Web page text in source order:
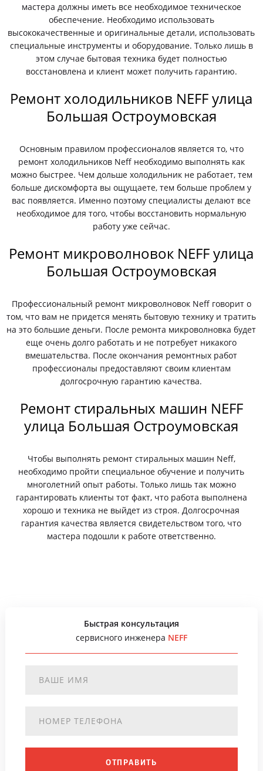
мастера должны иметь все необходимое техническое
обеспечение. Необходимо использовать
высококачественные и оригинальные детали, использовать
специальные инструменты и оборудование. Только лишь в
этом случае бытовая техника будет полностью
восстановлена и клиент может получить гарантию.
Ремонт холодильников NEFF улица
Большая Остроумовская
Основным правилом профессионалов является то, что
ремонт холодильников Neff необходимо выполнять как
можно быстрее. Чем дольше холодильник не работает, тем
больше дискомфорта вы ощущаете, тем больше проблем у
вас появляется. Именно поэтому специалисты делают все
необходимое для того, чтобы восстановить нормальную
работу уже сейчас.
Ремонт микроволновок NEFF улица
Большая Остроумовская
Профессиональный ремонт микроволновок Neff говорит о
том, что вам не придется менять бытовую технику и тратить
на это большие деньги. После ремонта микроволновка будет
еще очень долго работать и не потребует никакого
вмешательства. После окончания ремонтных работ
профессионалы предоставляют своим клиентам
долгосрочную гарантию качества.
Ремонт стиральных машин NEFF
улица Большая Остроумовская
Чтобы выполнять ремонт стиральных машин Neff,
необходимо пройти специальное обучение и получить
многолетний опыт работы. Только лишь так можно
гарантировать клиенты тот факт, что работа выполнена
хорошо и техника не выйдет из строя. Долгосрочная
гарантия качества является свидетельством того, что
мастера подошли к работе ответственно.
Быстрая консультация
сервисного инженера NEFF
ОТПРАВИТЬ